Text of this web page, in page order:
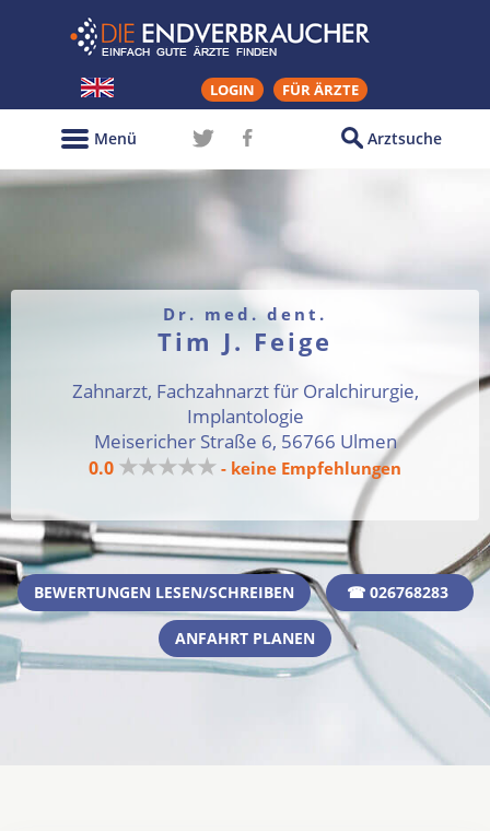
LOGIN FÜR ÄRZTE
Arztsuche
Menü
Dr. med. dent.
Tim J. Feige
Zahnarzt, Fachzahnarzt für Oralchirurgie,
Implantologie
Meisericher Straße 6, 56766 Ulmen
0.0 ★★★★★ - keine Empfehlungen
BEWERTUNGEN LESEN/SCHREIBEN ☎ 026768283
ANFAHRT PLANEN